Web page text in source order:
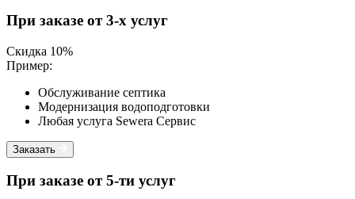
При заказе от 3-х услуг
Скидка 10%
Пример:
Обслуживание септика
Модернизация водоподготовки
Любая услуга Sewera Сервис
Заказать
При заказе от 5-ти услуг